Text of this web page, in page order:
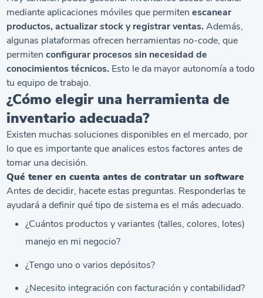
mediante aplicaciones móviles que permiten escanear
productos, actualizarstocky registrar ventas. Además,
algunas plataformas ofrecen herramientas no-code, que
permitenconfigurar procesos sin necesidad de
conocimientos técnicos. Esto le da mayor autonomía a todo
tu equipo de trabajo.
¿Cómo elegir una herramienta de
inventario adecuada?
Existen muchas soluciones disponibles en el mercado, por
lo que es importante que analices estos factores antes de
tomar una decisión.
Qué tener en cuenta antes de contratar unsoftware
Antes de decidir, hacete estas preguntas. Responderlas te
ayudará a definir qué tipo de sistema es el más adecuado.
¿Cuántos productos y variantes (talles, colores, lotes)
manejo en mi negocio?
¿Tengo uno o varios depósitos?
¿Necesito integración con facturación y contabilidad?